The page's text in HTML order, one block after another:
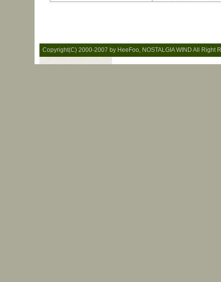
Copyright(C) 2000-2007 by HeeFoo, NOSTALGIA WIND All Right